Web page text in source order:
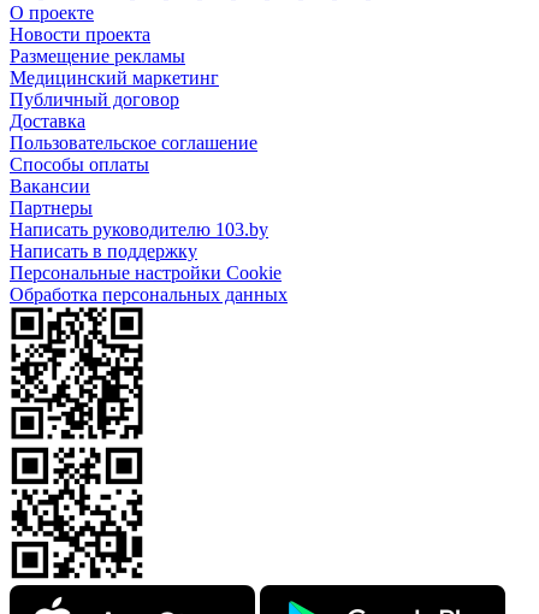
О проекте
Новости проекта
Размещение рекламы
Медицинский маркетинг
Публичный договор
Доставка
Пользовательское соглашение
Способы оплаты
Вакансии
Партнеры
Написать руководителю 103.by
Написать в поддержку
Персональные настройки Cookie
Обработка персональных данных